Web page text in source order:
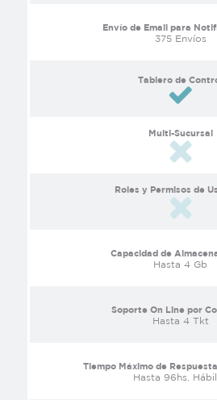
Envío de Email para
375 Envíos
Tablero de
Multi-Sucursal
Roles y Permisos de
Capacidad de
Hasta 4 Gb
Soporte On Line por
Hasta 4 Tkt
Tiempo Máximo de
Hasta 96hs.